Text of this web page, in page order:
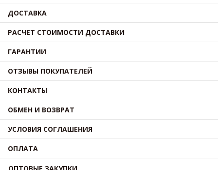
ДОСТАВКА
РАСЧЕТ СТОИМОСТИ ДОСТАВКИ
ГАРАНТИИ
ОТЗЫВЫ ПОКУПАТЕЛЕЙ
КОНТАКТЫ
ОБМЕН И ВОЗВРАТ
УСЛОВИЯ СОГЛАШЕНИЯ
ОПЛАТА